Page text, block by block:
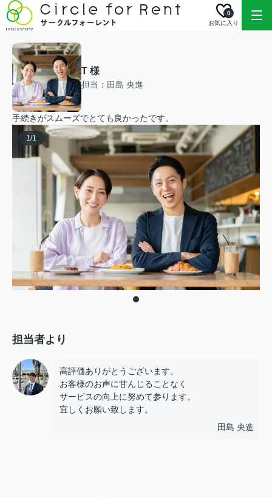
お気に入り
0
T 様
担当：田島 央進
手続きがスムーズでとても良かったです。
1/1
担当者より
高評価ありがとうございます。
お客様のお声に甘んじることなく
サービスの向上に努めて参ります。
宜しくお願い致します。
田島 央進